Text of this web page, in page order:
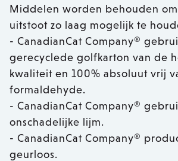
Middelen worden behouden
uitstoot zo laag mogelijk te
- CanadianCat Company®
gerecyclede golfkarton van de
kwaliteit en 100% absoluut vrij
formaldehyde.
- CanadianCat Company®
onschadelijke lijm.
- CanadianCat Company®
geurloos.